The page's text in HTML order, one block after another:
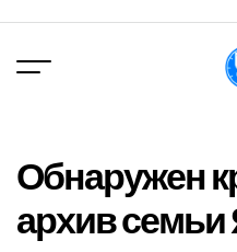
вмісту
Обнаружен
архив